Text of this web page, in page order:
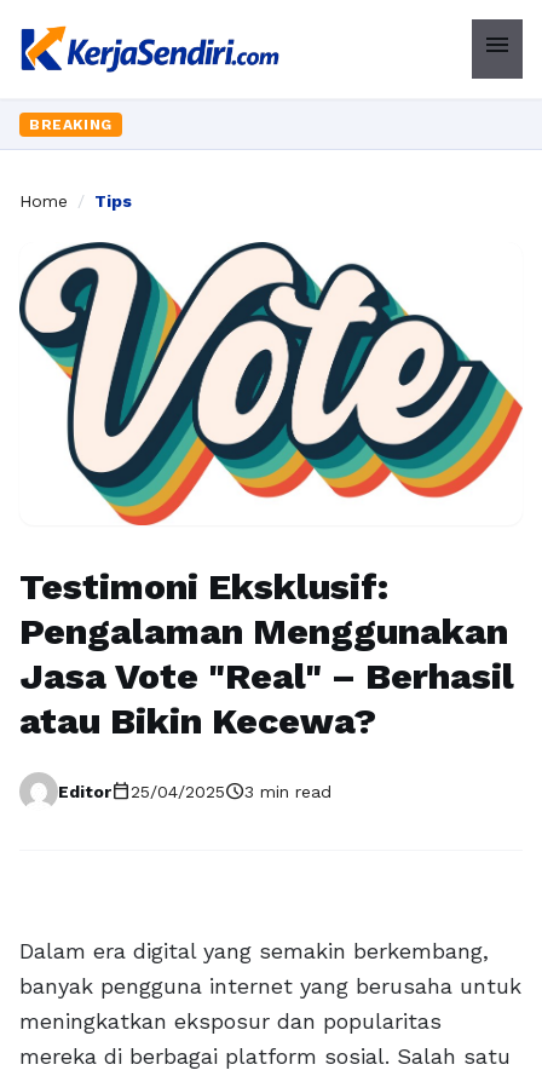
menu
BREAKING
Home / Tips
Testimoni Eksklusif:
Pengalaman Menggunakan
Jasa Vote "Real" – Berhasil
atau Bikin Kecewa?
Editorcalendar_today25/04/2025schedule3 min read
Dalam era digital yang semakin berkembang,
banyak pengguna internet yang berusaha untuk
meningkatkan eksposur dan popularitas
mereka di berbagai platform sosial. Salah satu